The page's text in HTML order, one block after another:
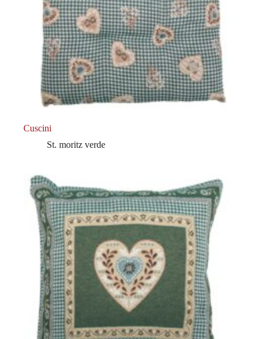
Cuscini
St. moritz verde